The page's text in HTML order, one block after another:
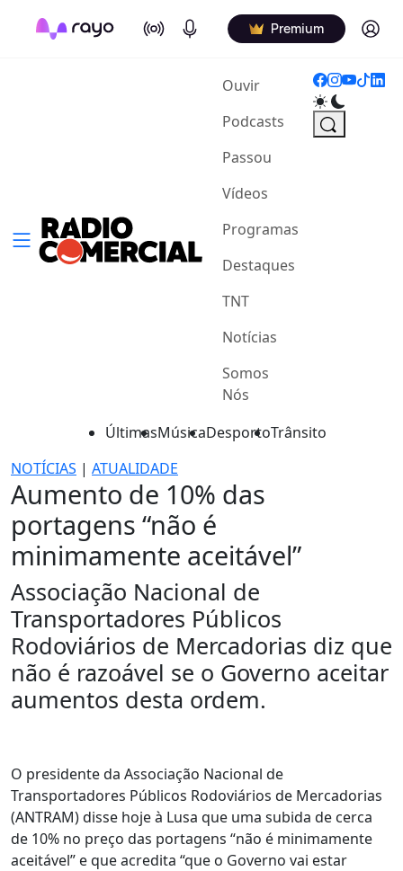
On Air Podcasts Premium Log in
Ouvir(current)
Podcasts
Passou
Vídeos
Programas
Destaques
TNT
Notícias
Somos
Nós
ÚltimasMúsicaDesportoTrânsito
NOTÍCIAS | ATUALIDADE
Aumento de 10% das
portagens “não é
minimamente aceitável”
Associação Nacional de
Transportadores Públicos
Rodoviários de Mercadorias diz que
não é razoável se o Governo aceitar
aumentos desta ordem.
O presidente da Associação Nacional de
Transportadores Públicos Rodoviários de Mercadorias
(ANTRAM) disse hoje à Lusa que uma subida de cerca
de 10% no preço das portagens “não é minimamente
aceitável” e que acredita “que o Governo vai estar